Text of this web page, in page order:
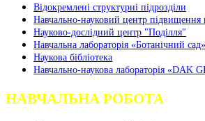
Відокремлені структурні підрозділи
Навчально-науковий центр підвищення
Науково-дослідний центр "Поділля"
Навчальна лабораторія «Ботанічний сад»
Наукова бібліотека
Навчально-наукова лабораторія «DAK
НАВЧАЛЬНА РОБОТА